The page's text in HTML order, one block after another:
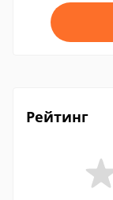
Рейтинг